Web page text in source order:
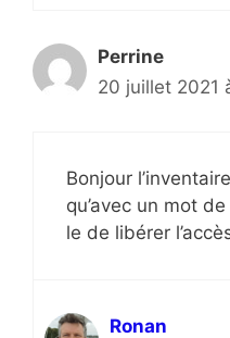
Perrine
20 juillet 2021
Bonjour
qu’avec un mot
le de libérer
Ronan